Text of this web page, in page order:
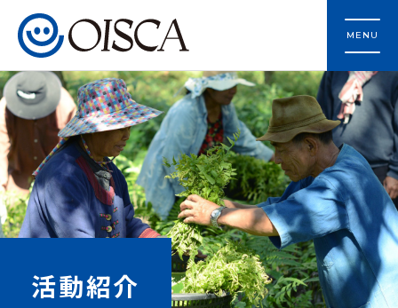
MENU
活動紹介